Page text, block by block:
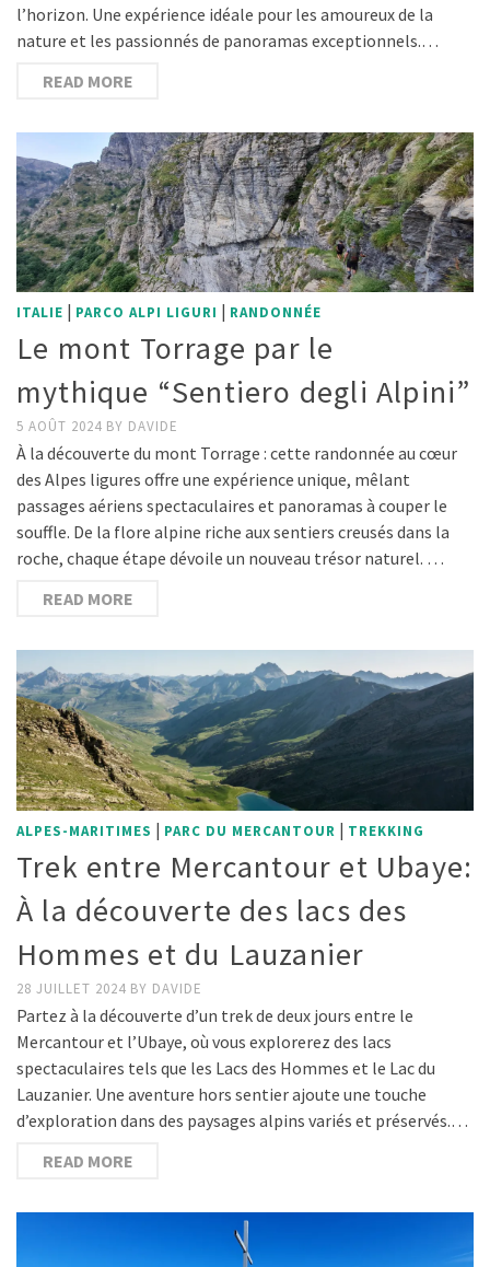
l’horizon. Une expérience idéale pour les amoureux de la
nature et les passionnés de panoramas exceptionnels.…
READ MORE
ITALIE | PARCO ALPI LIGURI | RANDONNÉE
Le mont Torrage par le
mythique “Sentiero degli Alpini”
5 AOÛT 2024 BY DAVIDE
À la découverte du mont Torrage : cette randonnée au cœur
des Alpes ligures offre une expérience unique, mêlant
passages aériens spectaculaires et panoramas à couper le
souffle. De la flore alpine riche aux sentiers creusés dans la
roche, chaque étape dévoile un nouveau trésor naturel. …
READ MORE
ALPES-MARITIMES | PARC DU MERCANTOUR | TREKKING
Trek entre Mercantour et Ubaye:
À la découverte des lacs des
Hommes et du Lauzanier
28 JUILLET 2024 BY DAVIDE
Partez à la découverte d’un trek de deux jours entre le
Mercantour et l’Ubaye, où vous explorerez des lacs
spectaculaires tels que les Lacs des Hommes et le Lac du
Lauzanier. Une aventure hors sentier ajoute une touche
d’exploration dans des paysages alpins variés et préservés.…
READ MORE